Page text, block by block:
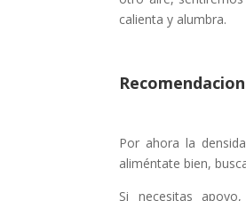
calienta y alumbra.
Por ahora la
aliméntate bien,
Si necesitas